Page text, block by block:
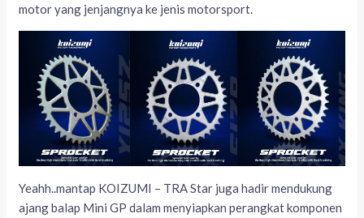
motor yang jenjangnya ke jenis motorsport.
Yeahh..mantap KOIZUMI – TRA Star juga hadir mendukung
ajang balap Mini GP dalam menyiapkan perangkat komponen